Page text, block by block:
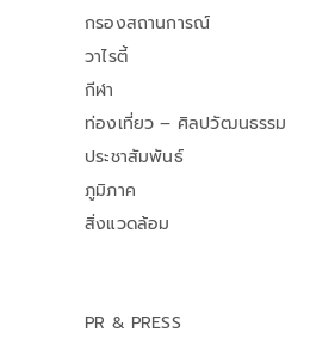
กรองสถานการณ์
วาไรตี้
กีฬา
ท่องเที่ยว – ศิลปวัฒนธรรม
ประชาสัมพันธ์
ภูมิภาค
สิ่งแวดล้อม
PR & PRESS